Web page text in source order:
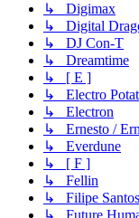
↳ Digimax
↳ Digital
↳ DJ Con-T
↳ Dreamtime
↳ [ E ]
↳ Electro
↳ Electron
↳ Ernesto /
↳ Everdune
↳ [ F ]
↳ Fellin
↳ Filipe Santos
↳ Future